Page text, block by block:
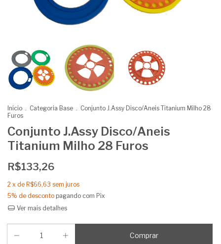
Início . Categoria Base . Conjunto J.Assy Disco/Aneis Titanium Milho 28
Furos
Conjunto J.Assy Disco/Aneis
Titanium Milho 28 Furos
R$133,26
2 x de R$66,63 sem juros
5% de desconto pagando com Pix
Ver mais detalhes